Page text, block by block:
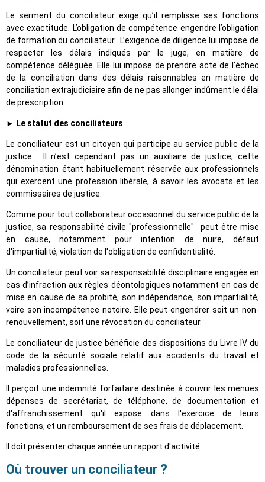
Le serment du conciliateur exige qu’il remplisse ses fonctions
avec exactitude. L’obligation de compétence engendre l’obligation
de formation du conciliateur. L’exigence de diligence lui impose de
respecter les délais indiqués par le juge, en matière de
compétence déléguée. Elle lui impose de prendre acte de l’échec
de la conciliation dans des délais raisonnables en matière de
conciliation extrajudiciaire afin de ne pas allonger indûment le délai
de prescription.
► Le statut des conciliateurs
Le conciliateur est un citoyen qui participe au service public de la
justice. Il n’est cependant pas un auxiliaire de justice, cette
dénomination étant habituellement réservée aux professionnels
qui exercent une profession libérale, à savoir les avocats et les
commissaires de justice.
Comme pour tout collaborateur occasionnel du service public de la
justice, sa responsabilité civile "professionnelle" peut être mise
en cause, notamment pour intention de nuire, défaut
d'impartialité, violation de l'obligation de confidentialité.
Un conciliateur peut voir sa responsabilité disciplinaire engagée en
cas d’infraction aux règles déontologiques notamment en cas de
mise en cause de sa probité, son indépendance, son impartialité,
voire son incompétence notoire. Elle peut engendrer soit un non-
renouvellement, soit une révocation du conciliateur.
Le conciliateur de justice bénéficie des dispositions du Livre IV du
code de la sécurité sociale relatif aux accidents du travail et
maladies professionnelles.
Il perçoit une indemnité forfaitaire destinée à couvrir les menues
dépenses de secrétariat, de téléphone, de documentation et
d'affranchissement qu'il expose dans l'exercice de leurs
fonctions, et un remboursement de ses frais de déplacement.
Il doit présenter chaque année un rapport d'activité.
Où trouver un conciliateur ?